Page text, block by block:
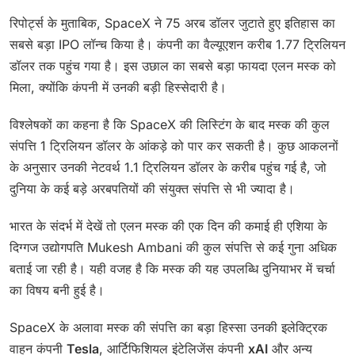
रिपोर्ट्स के मुताबिक, SpaceX ने 75 अरब डॉलर जुटाते हुए इतिहास का
सबसे बड़ा IPO लॉन्च किया है। कंपनी का वैल्यूएशन करीब 1.77 ट्रिलियन
डॉलर तक पहुंच गया है। इस उछाल का सबसे बड़ा फायदा एलन मस्क को
मिला, क्योंकि कंपनी में उनकी बड़ी हिस्सेदारी है।
विश्लेषकों का कहना है कि SpaceX की लिस्टिंग के बाद मस्क की कुल
संपत्ति 1 ट्रिलियन डॉलर के आंकड़े को पार कर सकती है। कुछ आकलनों
के अनुसार उनकी नेटवर्थ 1.1 ट्रिलियन डॉलर के करीब पहुंच गई है, जो
दुनिया के कई बड़े अरबपतियों की संयुक्त संपत्ति से भी ज्यादा है।
भारत के संदर्भ में देखें तो एलन मस्क की एक दिन की कमाई ही एशिया के
दिग्गज उद्योगपति Mukesh Ambani की कुल संपत्ति से कई गुना अधिक
बताई जा रही है। यही वजह है कि मस्क की यह उपलब्धि दुनियाभर में चर्चा
का विषय बनी हुई है।
SpaceX के अलावा मस्क की संपत्ति का बड़ा हिस्सा उनकी इलेक्ट्रिक
वाहन कंपनी Tesla, आर्टिफिशियल इंटेलिजेंस कंपनी xAI और अन्य